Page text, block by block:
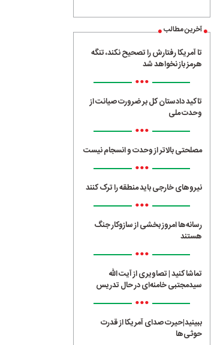
آخرین مطالب
تا آمریکا رفتارش را تصحیح نکند، تنگه
هرمز باز نخواهد شد
•••
تاکید دادستان کل بر ضرورت صیانت از
وحدت ملی
•••
مصلحتی بالاتر از وحدت و انسجام نیست
•••
نیروهای خارجی باید منطقه را ترک کنند
•••
رسانه‌ها امروز بخشی از سازوکار جنگ
هستند
•••
تماشا کنید | تصاویری از آیت الله
سیدمجتبی خامنه‌ای در حال تدریس
•••
ببینید|حیرت صدای آمریکا از قدرت
حوثی‌ها